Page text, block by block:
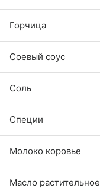
Горчица
Соевый соус
Соль
Специи
Молоко коровье
Масло растительное